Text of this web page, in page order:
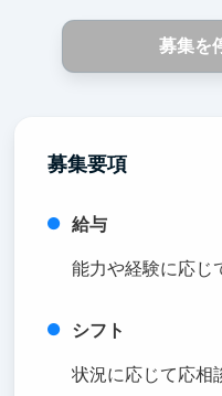
募集を
募集要項
給与
能力や経験に応じ
シフト
状況に応じて応相